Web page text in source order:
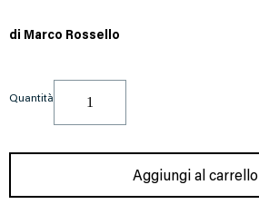
di Marco Rossello
Quantità
Aggiungi al carrello